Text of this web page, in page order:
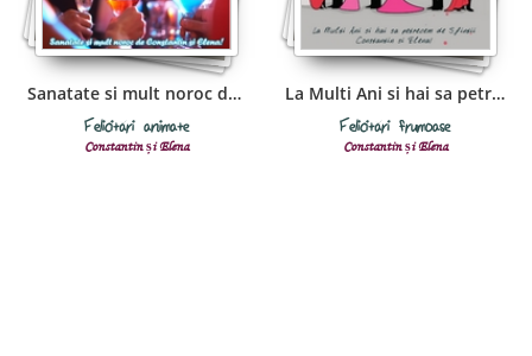
Sanatate si mult noroc de Constantin si Elena!
Felicitări animate
Constantin și Elena
La Multi Ani si hai sa petrecem de Sfintii Constantin si Elena!
Felicitări frumoase
Constantin și Elena